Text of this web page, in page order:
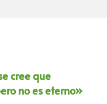
cree que
no es eterno»